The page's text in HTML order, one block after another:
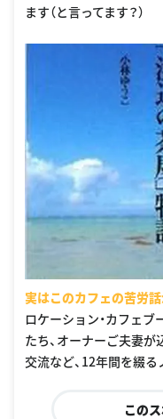
ます（と言ってます？）
実はこのカフェの苦労
ロケーション・カフェ
たち、オーナーご夫妻が
交流など、12年間を綴
この